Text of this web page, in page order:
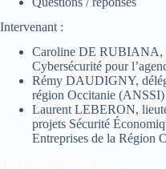
Intervenant :
Caroline DE RUBIANA,
Cybersécurité pour
Rémy DAUDIGNY,
région Occitanie (ANSSI)
Laurent LEBERON,
projets Sécurité
Entreprises de la Région